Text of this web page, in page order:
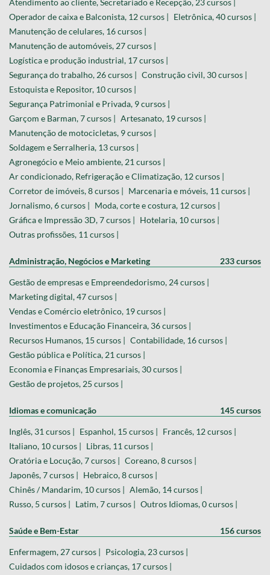
Atendimento ao cliente, Secretariado e Recepção, 23 cursos |
Operador de caixa e Balconista, 12 cursos |
Eletrônica, 40 cursos |
Manutenção de celulares, 16 cursos |
Manutenção de automóveis, 27 cursos |
Logística e produção industrial, 17 cursos |
Segurança do trabalho, 26 cursos |
Construção civil, 30 cursos |
Estoquista e Repositor, 10 cursos |
Segurança Patrimonial e Privada, 9 cursos |
Garçom e Barman, 7 cursos |
Artesanato, 19 cursos |
Manutenção de motocicletas, 9 cursos |
Soldagem e Serralheria, 13 cursos |
Agronegócio e Meio ambiente, 21 cursos |
Ar condicionado, Refrigeração e Climatização, 12 cursos |
Corretor de imóveis, 8 cursos |
Marcenaria e móveis, 11 cursos |
Jornalismo, 6 cursos |
Moda, corte e costura, 12 cursos |
Gráfica e Impressão 3D, 7 cursos |
Hotelaria, 10 cursos |
Outras profissões, 11 cursos |
Administração, Negócios e Marketing 233 cursos
Gestão de empresas e Empreendedorismo, 24 cursos |
Marketing digital, 47 cursos |
Vendas e Comércio eletrônico, 19 cursos |
Investimentos e Educação Financeira, 36 cursos |
Recursos Humanos, 15 cursos |
Contabilidade, 16 cursos |
Gestão pública e Política, 21 cursos |
Economia e Finanças Empresariais, 30 cursos |
Gestão de projetos, 25 cursos |
Idiomas e comunicação 145 cursos
Inglês, 31 cursos | Espanhol, 15 cursos |
Francês, 12 cursos |
Italiano, 10 cursos |
Libras, 11 cursos |
Oratória e Locução, 7 cursos |
Coreano, 8 cursos |
Japonês, 7 cursos |
Hebraico, 8 cursos |
Chinês / Mandarim, 10 cursos |
Alemão, 14 cursos |
Russo, 5 cursos |
Latim, 7 cursos | Outros Idiomas, 0 cursos |
Saúde e Bem-Estar 156 cursos
Enfermagem, 27 cursos |
Psicologia, 23 cursos |
Cuidados com idosos e crianças, 17 cursos |